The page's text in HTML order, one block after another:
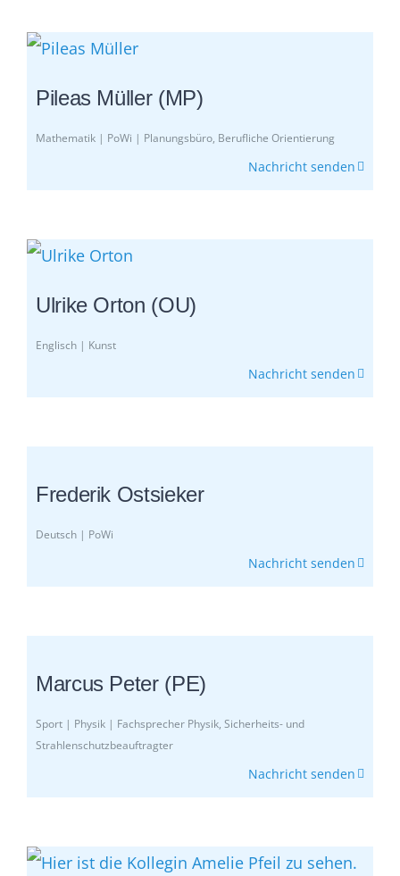
Pileas Müller (MP)
Mathematik | PoWi | Planungsbüro, Berufliche Orientierung
Nachricht senden
Ulrike Orton (OU)
Englisch | Kunst
Nachricht senden
Frederik Ostsieker
Deutsch | PoWi
Nachricht senden
Marcus Peter (PE)
Sport | Physik | Fachsprecher Physik, Sicherheits- und
Strahlenschutzbeauftragter
Nachricht senden